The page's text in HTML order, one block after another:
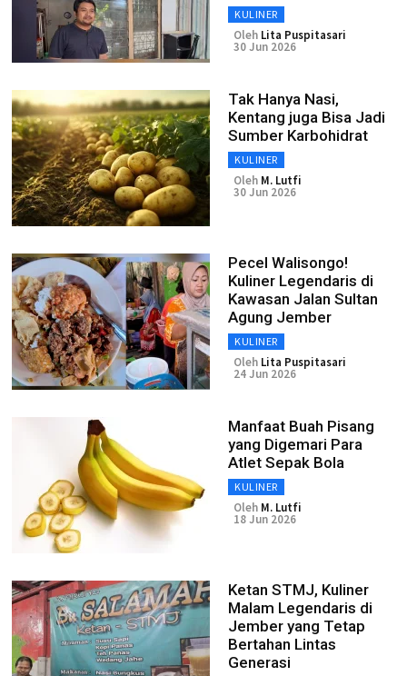
KULINER
Oleh Lita Puspitasari
30 Jun 2026
Tak Hanya Nasi,
Kentang juga Bisa Jadi
Sumber Karbohidrat
KULINER
Oleh M. Lutfi
30 Jun 2026
Pecel Walisongo!
Kuliner Legendaris di
Kawasan Jalan Sultan
Agung Jember
KULINER
Oleh Lita Puspitasari
24 Jun 2026
Manfaat Buah Pisang
yang Digemari Para
Atlet Sepak Bola
KULINER
Oleh M. Lutfi
18 Jun 2026
Ketan STMJ, Kuliner
Malam Legendaris di
Jember yang Tetap
Bertahan Lintas
Generasi